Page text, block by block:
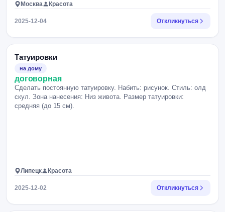
Москва Красота
2025-12-04 Откликнуться
Татуировки
на дому
договорная
Сделать постоянную татуировку. Набить: рисунок. Стиль: олд
скул. Зона нанесения: Низ живота. Размер татуировки:
средняя (до 15 см).
Липецк Красота
2025-12-02 Откликнуться